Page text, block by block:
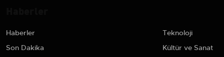
Haberler
Son Dakika
Teknoloji
Kültür ve Sanat